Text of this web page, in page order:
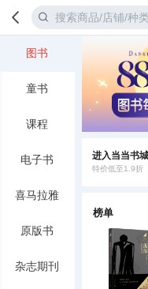
图书
童书
课程
电子书
喜马拉雅
原版书
杂志期刊
进入当当书城
特价低至1.9折
榜单